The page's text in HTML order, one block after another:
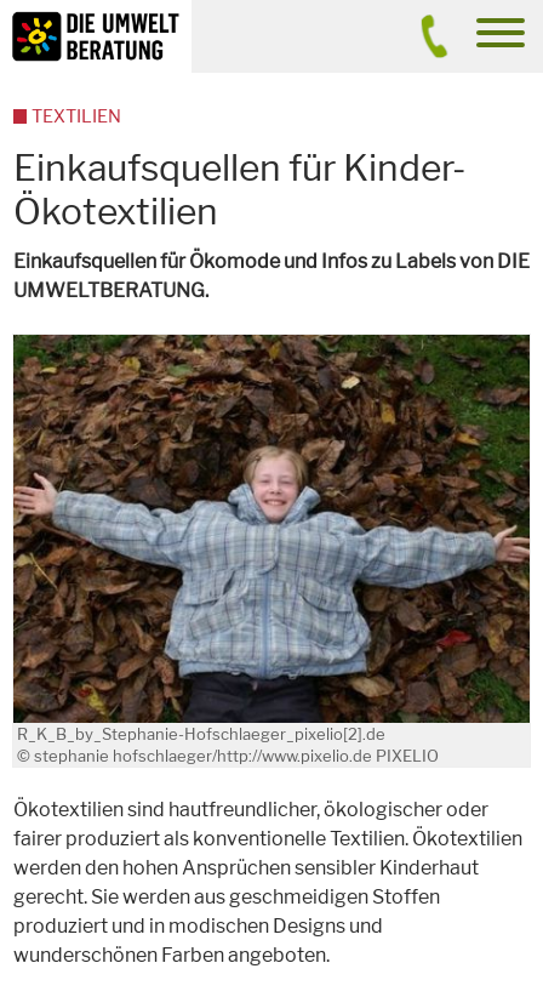
Inhalt
Suche
Einkaufsquellen für Kinder-
Ökotextilien
Einkaufsquellen für Ökomode und Infos zu Labels von DIE
UMWELTBERATUNG.
R_K_B_by_Stephanie-Hofschlaeger_pixelio[2].de
© stephanie hofschlaeger/http://www.pixelio.de PIXELIO
Ökotextilien sind hautfreundlicher, ökologischer oder
fairer produziert als konventionelle Textilien. Ökotextilien
werden den hohen Ansprüchen sensibler Kinderhaut
gerecht. Sie werden aus geschmeidigen Stoffen
produziert und in modischen Designs und
wunderschönen Farben angeboten.
TEXTILIEN